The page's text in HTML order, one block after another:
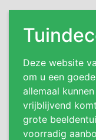
Deze website
om u een
allemaal
vrijblijvend
grote
voorradig